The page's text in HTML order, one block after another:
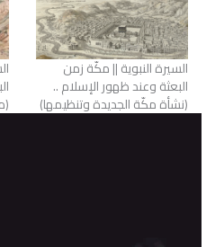
السيرة النبوية || مكّة زمن
البعثة وعند ظهور الإسلام ..
(نشأة مكّة الجديدة وتنظيمها)